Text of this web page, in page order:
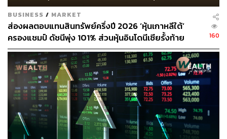
ทั้งนี้ เมื่อช่วงเที่ยงของวันที่ 29 พฤศจิกายนที่ผ่านมา มีกระแส
ข่าวว่า ที่ประชุม ครม. มีมติเห็นชอบในหลักการเก็บภาษีขาย
หุ้นในตลาดหลักทรัพย์แห่งประเทศไทยในอัตรา 0.10% โดย
เก็บภาษีจากธุรกรรมการขายหุ้น (Transaction Tax) ในตลาด
หลักทรัพย์ฯ เป็นที่เรียบร้อยแล้วตามที่กระทรวงการคลังเสนอ
มา หลังจากที่ละเว้นการจัดเก็บภาษีดังกล่าวมาราว 30 ปี
โดยแหล่งข่าวระดับสูงของกระทรวงการคลังเปิดเผยกับ THE
STANDARD WEALTH ว่า ขั้นตอนถัดจากนี้จะต้องนำร่าง
กฎหมายที่เกี่ยวข้องส่งต่อสำนักงานกฤษฎีกา เพื่อตรวจร่างฯ
BUSINESS / MARKET
ส่องผลตอบแทนสินทรัพย์ครึ่งปี 2026 ‘หุ้นเกาหลีใต้’
ครองแชมป์ ดัชนีพุ่ง 101% ส่วนหุ้นอินโดนีเซียรั้งท้าย
ติดลบ 35%
160